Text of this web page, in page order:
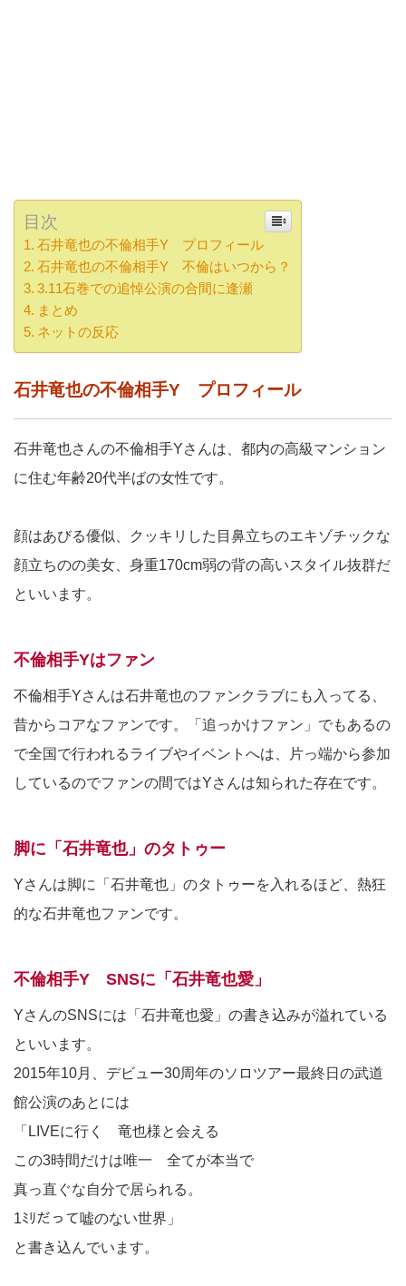
目次
石井竜也の不倫相手Y プロフィール
石井竜也の不倫相手Y 不倫はいつから？
3.11石巻での追悼公演の合間に逢瀬
まとめ
ネットの反応
石井竜也の不倫相手Y プロフィール
石井竜也さんの不倫相手Yさんは、都内の高級マンション
に住む年齢20代半ばの女性です。
顔はあびる優似、クッキリした目鼻立ちのエキゾチックな
顔立ちのの美女、身重170cm弱の背の高いスタイル抜群だ
といいます。
不倫相手Yはファン
不倫相手Yさんは石井竜也のファンクラブにも入ってる、
昔からコアなファンです。「追っかけファン」でもあるの
で全国で行われるライブやイベントへは、片っ端から参加
しているのでファンの間ではYさんは知られた存在です。
脚に「石井竜也」のタトゥー
Yさんは脚に「石井竜也」のタトゥーを入れるほど、熱狂
的な石井竜也ファンです。
不倫相手Y SNSに「石井竜也愛」
YさんのSNSには「石井竜也愛」の書き込みが溢れている
といいます。
2015年10月、デビュー30周年のソロツアー最終日の武道
館公演のあとには
「LIVEに行く 竜也様と会える
この3時間だけは唯一 全てが本当で
真っ直ぐな自分で居られる。
1ﾐﾘだって嘘のない世界」
と書き込んでいます。